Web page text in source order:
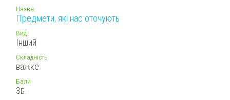
Назва
Предмети, які нас оточують
Вид
Інший
Складність
важке
Бали
3Б.